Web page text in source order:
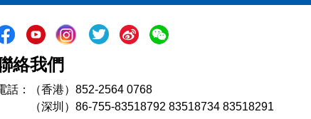
絡我們
話：（香港）852-2564 0768
（深圳）86-755-83518792 83518734 83518291